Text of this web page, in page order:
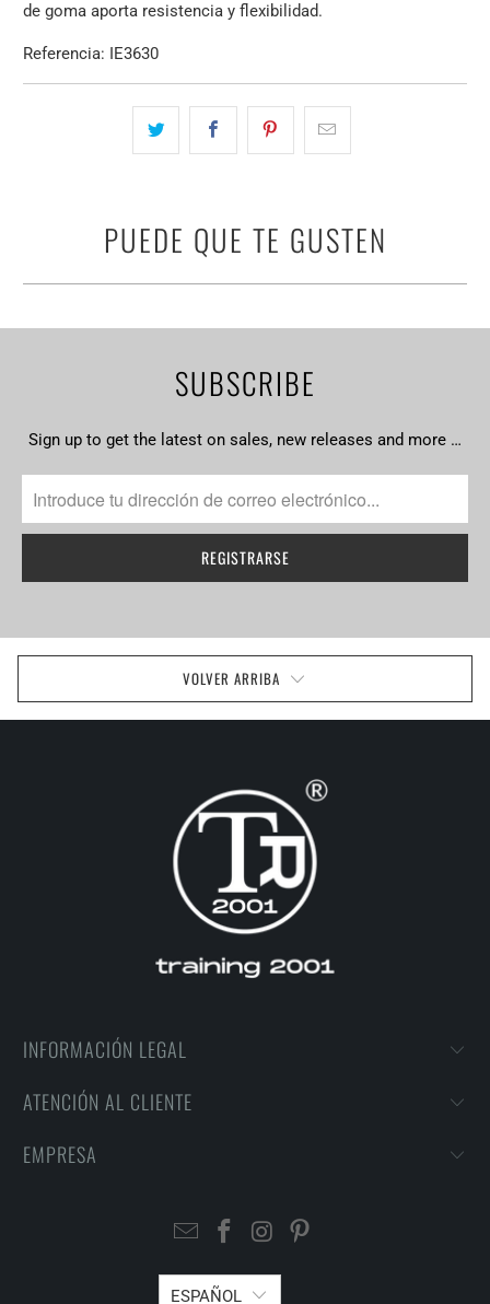
de goma aporta resistencia y flexibilidad.
Referencia: IE3630
PUEDE QUE TE GUSTEN
SUBSCRIBE
Sign up to get the latest on sales, new releases and more …
VOLVER ARRIBA
INFORMACIÓN LEGAL
ATENCIÓN AL CLIENTE
EMPRESA
ESPAÑOL